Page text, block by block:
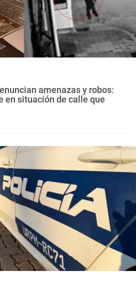
amenazas y robos:
en situación de calle que